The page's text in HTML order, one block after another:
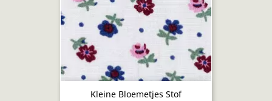
Kleine Bloemetjes Stof